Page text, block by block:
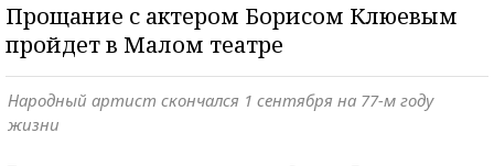
Прощание с актером Борисом Клюевым
пройдет в Малом театре
Народный артист скончался 1 сентября на 77-м году
жизни